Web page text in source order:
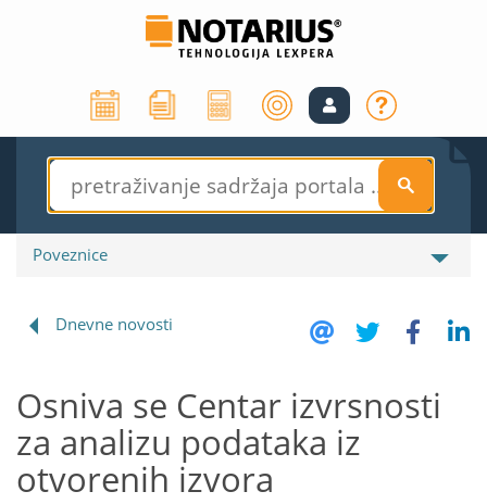
S
Poveznice
Dnevne novosti
Osniva se Centar izvrsnosti
za analizu podataka iz
otvorenih izvora